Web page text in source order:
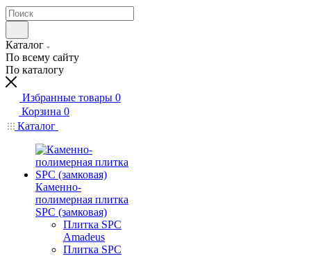
Каталог
По всему сайту
По каталогу
Избранные товары 0
Корзина 0
Каталог
Каменно-
полимерная плитка
SPC (замковая)
Плитка SPC
Amadeus
Плитка SPC